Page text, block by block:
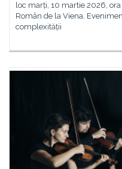
loc marți, 10 martie 2026,
Român de la Viena.
complexității